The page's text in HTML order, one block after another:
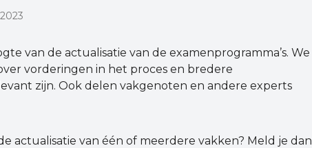
van de actualisatie van de examenprogramma’s. We
vorderingen in het proces en bredere
zijn. Ook delen vakgenoten en andere experts
actualisatie van één of meerdere vakken? Meld je dan